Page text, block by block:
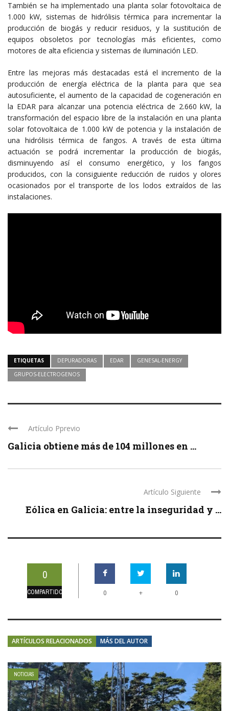
También se ha implementado una planta solar fotovoltaica de
1.000 kW, sistemas de hidrólisis térmica para incrementar la
producción de biogás y reducir residuos, y la sustitución de
equipos obsoletos por tecnologías más eficientes, como
motores de alta eficiencia y sistemas de iluminación LED.
Entre las mejoras más destacadas está el incremento de la
producción de energía eléctrica de la planta para que sea
autosuficiente, el aumento de la capacidad de cogeneración en
la EDAR para alcanzar una potencia eléctrica de 2.660 kW, la
transformación del espacio libre de la instalación en una planta
solar fotovoltaica de 1.000 kW de potencia y la instalación de
una hidrólisis térmica de fangos. A través de esta última
actuación se podrá incrementar la producción de biogás,
disminuyendo así el consumo energético, y los fangos
producidos, con la consiguiente reducción de ruidos y olores
ocasionados por el transporte de los lodos extraídos de las
instalaciones.
ETIQUETAS DEPURADORAS EDAR
GENESAL-ENERGY
GRUPOS-ELECTROGENOS
Artículo Pprevio
Galicia obtiene más de 104 millones en ...
Artículo Siguiente
Eólica en Galicia: entre la inseguridad y ...
0
COMPARTIDOS 0 + 0
ARTÍCULOS RELACIONADOS MÁS DEL AUTOR
NOTICIAS